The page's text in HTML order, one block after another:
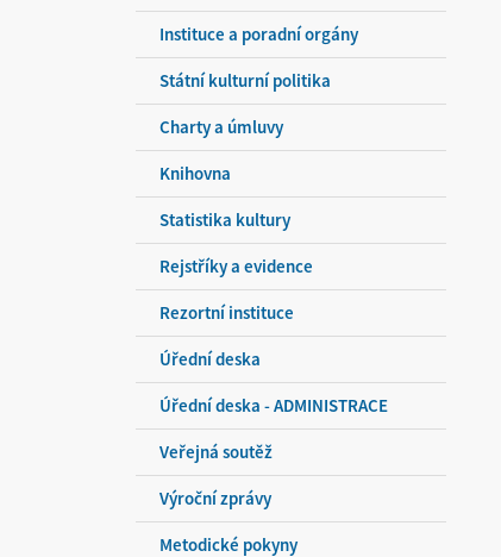
Instituce a poradní orgány
Státní kulturní politika
Charty a úmluvy
Knihovna
Statistika kultury
Rejstříky a evidence
Rezortní instituce
Úřední deska
Úřední deska - ADMINISTRACE
Veřejná soutěž
Výroční zprávy
Metodické pokyny